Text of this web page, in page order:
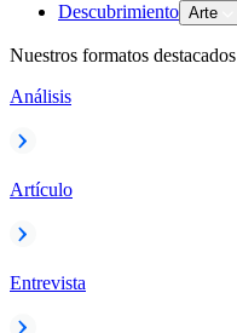
Descubrimiento Arte
Nuestros formatos destacados
Análisis
Artículo
Entrevista